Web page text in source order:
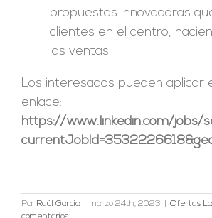
propuestas innovadoras
clientes en el centro,
las ventas
Los interesados pueden aplicar
enlace:
https://www.linkedin.com/jobs/
Por Raúl García marzo 24th, 2023 Ofertas
comentarios